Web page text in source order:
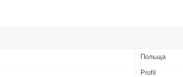
Польща
Profil